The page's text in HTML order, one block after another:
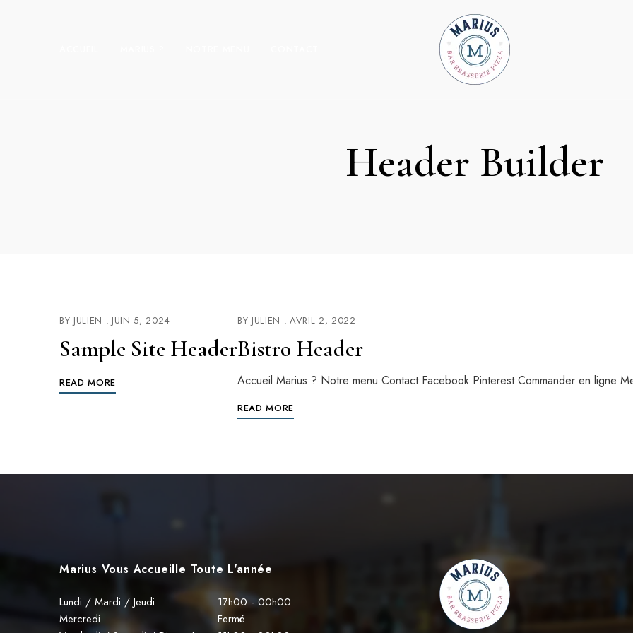
Header Builder
BY JULIEN JUIN 5, 2024
Sample Site Header
READ MORE
BY JULIEN AVRIL 2, 2022
Bistro Header
Accueil Marius ? Notre menu Contact Facebook Pinterest Commander en ligne
READ MORE
Marius Vous Accueille Toute L'année
Lundi / Mardi / Jeudi
17h00 - 00h00
Mercredi
Fermé